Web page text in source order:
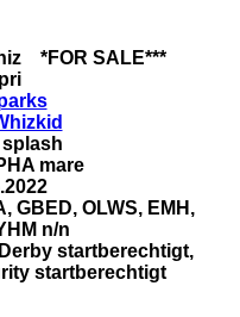
*FOR SALE***
mare
GBED, OLWS, EMH,
n/n
startberechtigt,
startberechtigt